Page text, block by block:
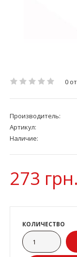
0
Производитель:
Артикул:
Наличие:
273 грн.
КОЛИЧЕСТВО